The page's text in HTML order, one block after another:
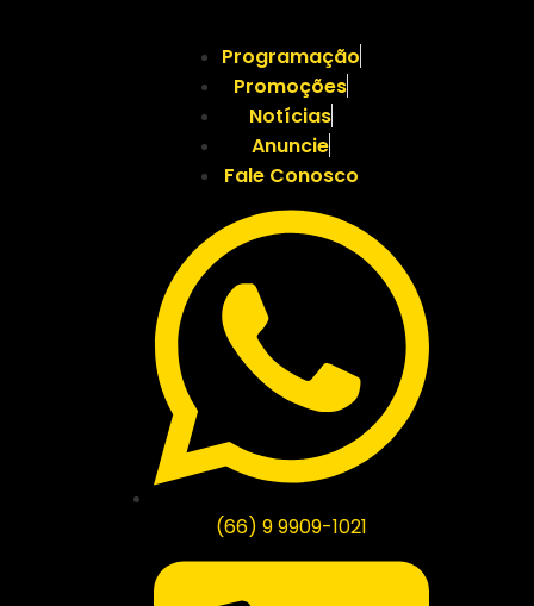
Programação
Promoções
Notícias
Anuncie
Fale Conosco
(66) 9 9909-1021